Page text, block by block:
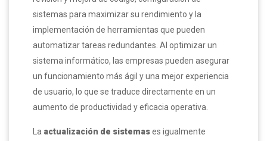
sistemas para maximizar su rendimiento y la
implementación de herramientas que pueden
automatizar tareas redundantes. Al optimizar un
sistema informático, las empresas pueden asegurar
un funcionamiento más ágil y una mejor experiencia
de usuario, lo que se traduce directamente en un
aumento de productividad y eficacia operativa.
La actualización de sistemases igualmente